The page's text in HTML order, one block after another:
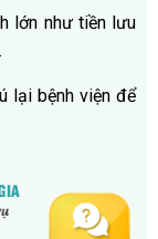
lớn như tiền lưu
lại bệnh viện để